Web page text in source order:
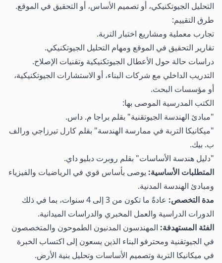
التحليل الجيوتكنيكي، أو تصميم الأساس، أو التحقيق في الموقع.
طرق التقييم:
تجارب معملية ومشاريع اختبار التربة.
تقارير التحقيق في الموقع ومهام التحليل الجيوتكنيكي.
دراسات حالة حول الأعطال الجيوتكنيكية وتقنيات الإصلاح.
التدريب الداخلي مع شركات البناء، أو الاستشارات الجيوتكنيكية،
أو مؤسسات البحث.
الكتب المدرسية الموصى بها:
"مبادئ الهندسة الجيوتقنية" بقلم براجا م. داس.
"ميكانيكا التربة في ممارسة الهندسة" بقلم كارل تيرزاجي ورالف
ب. بيك.
"دليل هندسة الأساسات" بقلم روبرت دبليو داي.
المتطلبات الأساسية: يوصى بأساس قوي في الرياضيات والفيزياء
ومبادئ الهندسة المدنية.
مدة التخصص:
عادةً ما تكون من 3 إلى 4 سنوات، بما في ذلك
الدورات الدراسية والعمل المخبري والدراسات الميدانية.
الفئة المستهدفة: المهندسون المدنيون الطموحون والمتخصصون
في الجيوتقنية ومحترفو البناء الذين يسعون إلى اكتساب الخبرة
في ميكانيكا التربة وتصميم الأساسات وتحليل بنية الأرض.